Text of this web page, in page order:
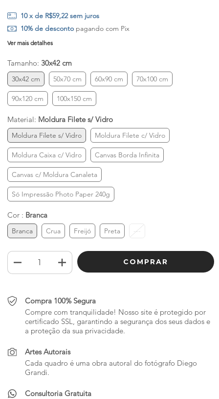
10 x de R$59,22 sem juros
10% de descontopagando com Pix
Ver mais detalhes
Tamanho: 30x42 cm
30x42 cm 50x70 cm 60x90 cm 70x100 cm
90x120 cm 100x150 cm
Material: Moldura Filete s/ Vidro
Moldura Filete s/ Vidro Moldura Filete c/ Vidro
Moldura Caixa c/ Vidro Canvas Borda Infinita
Canvas c/ Moldura Canaleta
Só Impressão Photo Paper 240g
Cor : Branca
Branca Crua Freijó Preta ---
Compra 100% Segura
Compre com tranquilidade! Nosso site é protegido por
certificado SSL, garantindo a segurança dos seus dados e
a proteção da sua privacidade.
Artes Autorais
Cada quadro é uma obra autoral do fotógrafo Diego
Grandi.
Consultoria Gratuita